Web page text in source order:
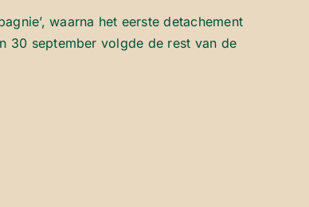
waarna het eerste detachement
30 september volgde de rest van de